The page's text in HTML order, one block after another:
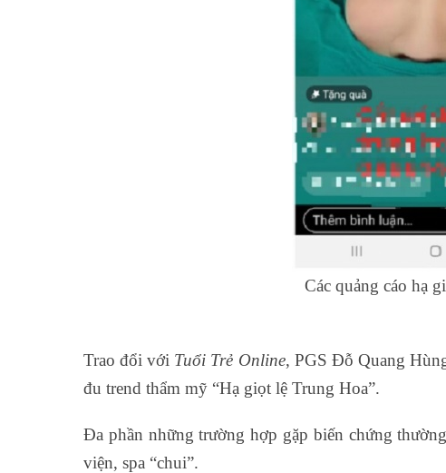
Các quảng cáo hạ
Trao đổi với Tuổi Trẻ Online, PGS Đỗ Quang
đu trend thẩm mỹ “Hạ giọt lệ Trung Hoa”.
Đa phần những trường hợp gặp biến chứng
viện, spa “chui”.